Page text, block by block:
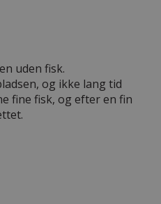
uden fisk.
og ikke lang tid
fine fisk, og efter en fin